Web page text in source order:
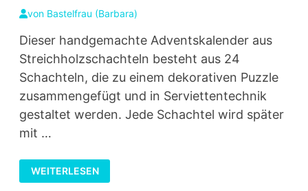
von Bastelfrau (Barbara)
Dieser handgemachte Adventskalender aus
Streichholzschachteln besteht aus 24
Schachteln, die zu einem dekorativen Puzzle
zusammengefügt und in Serviettentechnik
gestaltet werden. Jede Schachtel wird später
mit …
ADVENTSKALENDER
AUS
STREICHHOLZSCHACHTELN
WEITERLESEN